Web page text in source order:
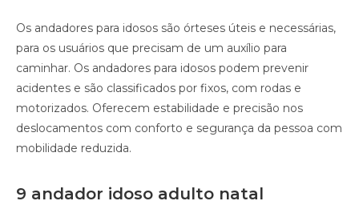
Os andadores para idosos são órteses úteis e necessárias,
para os usuários que precisam de um auxílio para
caminhar. Os andadores para idosos podem prevenir
acidentes e são classificados por fixos, com rodas e
motorizados. Oferecem estabilidade e precisão nos
deslocamentos com conforto e segurança da pessoa com
mobilidade reduzida.
9 andador idoso adulto natal